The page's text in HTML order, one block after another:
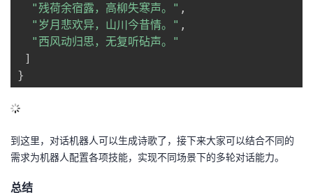
"残荷余宿露，高柳失寒声。" ,
"岁月悲欢异，山川今昔情。" ,
"西风动归思，无复听砧声。"
]
}
到这里，对话机器人可以生成诗歌了，接下来大家可以结合不同的
需求为机器人配置各项技能，实现不同场景下的多轮对话能力。
总结